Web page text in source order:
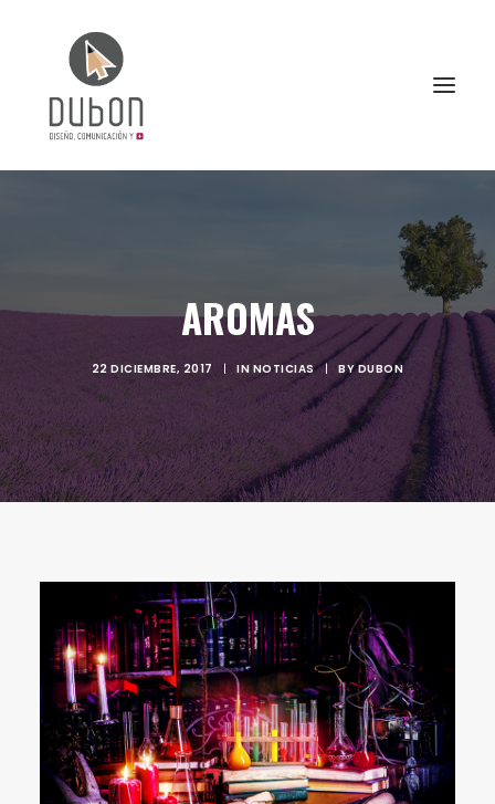
PROYECTOS
CONTACTO
SEARCH
AROMAS
22 DICIEMBRE, 2017 | IN NOTICIAS | BYDUBON